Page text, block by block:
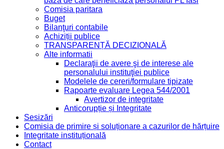
Comisia paritara
Buget
Bilanţuri contabile
Achiziții publice
TRANSPARENȚĂ DECIZIONALĂ
Alte informatii
Declaraţii de avere şi de interese ale
personalului instituţiei publice
Modelele de cereri/formulare tipizate
Rapoarte evaluare Legea 544/2001
Avertizor de integritate
Anticorupție și Integritate
Sesizări
Comisia de primire și soluționare a cazurilor de hărțuire
Integritate instituțională
Contact